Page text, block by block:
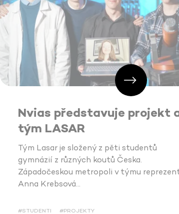
Nvias představuje projekt
tým LASAR
Tým Lasar je složený z pěti studentů
gymnázií z různých koutů Česka.
Západočeskou metropoli v týmu
Anna Krebsová…
#STUDENTI #PROJEKTY